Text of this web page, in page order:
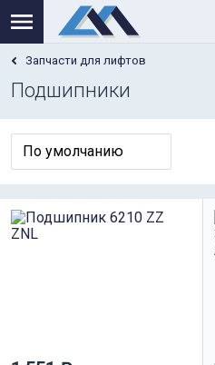
Запчасти для лифтов
Подшипники